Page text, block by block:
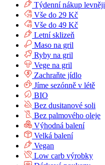
Týdenní nákup levněji
Vše do 29 Kč
Vše do 49 Kč
Letní sklizeň
Maso na gril
Ryby na gril
Vege na gril
Zachraňte jídlo
Jíme sezónně v létě
BIO
Bez dusitanové soli
Bez palmového oleje
Výhodná balení
Velká balení
Vegan
Low carb výrobky